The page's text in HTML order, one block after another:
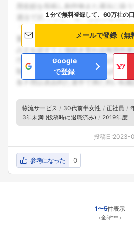
１分で無料登録して、60万社の
メールで登録（無
Google
で登録
物流サービス 30代前半女性 正社員
3年未満 (投稿時に退職済み)
2019年度
投稿日:2023-
参考になった 0
1〜5件表示
（全5件中）